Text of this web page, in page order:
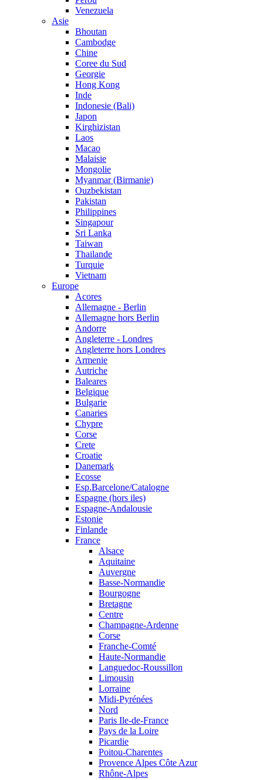
Venezuela
Asie
Bhoutan
Cambodge
Chine
Coree du Sud
Georgie
Hong Kong
Inde
Indonesie (Bali)
Japon
Kirghizistan
Laos
Macao
Malaisie
Mongolie
Myanmar (Birmanie)
Ouzbekistan
Pakistan
Philippines
Singapour
Sri Lanka
Taiwan
Thailande
Turquie
Vietnam
Europe
Acores
Allemagne - Berlin
Allemagne hors Berlin
Andorre
Angleterre - Londres
Angleterre hors Londres
Armenie
Autriche
Baleares
Belgique
Bulgarie
Canaries
Chypre
Corse
Crete
Croatie
Danemark
Ecosse
Esp.Barcelone/Catalogne
Espagne (hors iles)
Espagne-Andalousie
Estonie
Finlande
France
Alsace
Aquitaine
Auvergne
Basse-Normandie
Bourgogne
Bretagne
Centre
Champagne-Ardenne
Corse
Franche-Comté
Haute-Normandie
Languedoc-Roussillon
Limousin
Lorraine
Midi-Pyrénées
Nord
Paris Ile-de-France
Pays de la Loire
Picardie
Poitou-Charentes
Provence Alpes Côte Azur
Rhône-Alpes